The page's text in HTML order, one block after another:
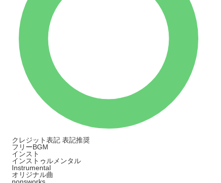
クレジット表記 表記推奨
フリーBGM
インスト
インストゥルメンタル
Instrumental
オリジナル曲